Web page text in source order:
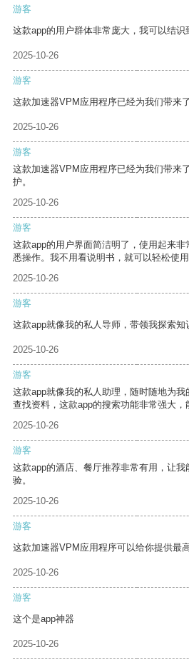
游客
这款app的用户群体非常庞大，我可以结识
2025-10-26
游客
这款加速器VPM应用程序已经为我们带来
2025-10-26
游客
这款加速器VPM应用程序已经为我们带来
护。
2025-10-26
游客
这款app的用户界面简洁明了，使用起来
悉操作。我不用看说明书，就可以轻松使用
2025-10-26
游客
这款app就像我的私人导师，带领我探索知
2025-10-26
游客
这款app就像我的私人助理，随时随地为
查找资料，这款app的搜索功能非常强大，
2025-10-26
游客
这款app的酒店、餐厅推荐非常有用，让
验。
2025-10-26
游客
这款加速器VPM应用程序可以给你提供最
2025-10-26
游客
这个是app神器
2025-10-26